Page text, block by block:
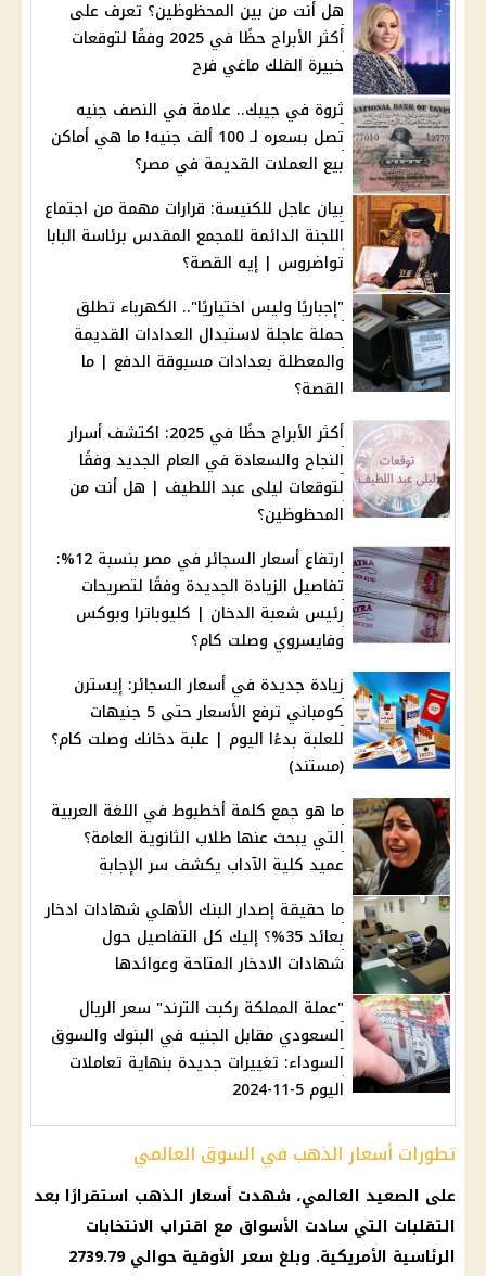
هل أنت من بين المحظوظين؟ تعرف على
أكثر الأبراج حظًا في 2025 وفقًا لتوقعات
خبيرة الفلك ماغي فرح
ثروة في جيبك.. علامة في النصف جنيه
تصل بسعره لـ 100 ألف جنيه! ما هي أماكن
بيع العملات القديمة في مصر؟
بيان عاجل للكنيسة: قرارات مهمة من اجتماع
اللجنة الدائمة للمجمع المقدس برئاسة البابا
تواضروس | إيه القصة؟
"إجباريًا وليس اختياريًا".. الكهرباء تطلق
حملة عاجلة لاستبدال العدادات القديمة
والمعطلة بعدادات مسبوقة الدفع | ما
القصة؟
أكثر الأبراج حظًا في 2025: اكتشف أسرار
النجاح والسعادة في العام الجديد وفقًا
لتوقعات ليلى عبد اللطيف | هل أنت من
المحظوظين؟
ارتفاع أسعار السجائر في مصر بنسبة 12%:
تفاصيل الزيادة الجديدة وفقًا لتصريحات
رئيس شعبة الدخان | كليوباترا وبوكس
وفايسروي وصلت كام؟
زيادة جديدة في أسعار السجائر: إيسترن
كومباني ترفع الأسعار حتى 5 جنيهات
للعلبة بدءًا اليوم | علبة دخانك وصلت كام؟
(مستند)
ما هو جمع كلمة أخطبوط في اللغة العربية
التي يبحث عنها طلاب الثانوية العامة؟
عميد كلية الآداب يكشف سر الإجابة
ما حقيقة إصدار البنك الأهلي شهادات ادخار
بعائد 35%؟ إليك كل التفاصيل حول
شهادات الادخار المتاحة وعوائدها
"عملة المملكة ركبت الترند" سعر الريال
السعودي مقابل الجنيه في البنوك والسوق
السوداء: تغييرات جديدة بنهاية تعاملات
اليوم 5-11-2024
تطورات أسعار الذهب في السوق العالمي
على الصعيد العالمي، شهدت أسعار الذهب استقرارًا بعد
التقلبات التي سادت الأسواق مع اقتراب الانتخابات
الرئاسية الأمريكية. وبلغ سعر الأوقية حوالي 2739.79